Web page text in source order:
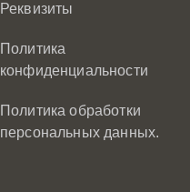
Реквизиты
Политика
конфиденциальности
Политика обработки
персональных данных.